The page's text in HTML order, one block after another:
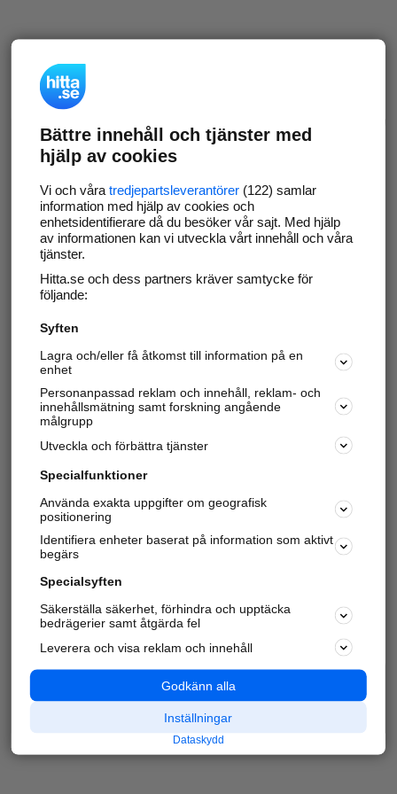
Bättre innehåll och tjänster med
hjälp av cookies
Vi och våra tredjepartsleverantörer(122) samlar
information med hjälp av cookies och
enhetsidentifierare då du besöker vår sajt. Med hjälp
av informationen kan vi utveckla vårt innehåll och våra
tjänster.
Hitta.se och dess partners kräver samtycke för
följande:
Syften
Lagra och/eller få åtkomst till information på en
enhet
Personanpassad reklam och innehåll, reklam- och
innehållsmätning samt forskning angående
målgrupp
Utveckla och förbättra tjänster
Specialfunktioner
Använda exakta uppgifter om geografisk
positionering
Identifiera enheter baserat på information som aktivt
begärs
Specialsyften
Säkerställa säkerhet, förhindra och upptäcka
bedrägerier samt åtgärda fel
Leverera och visa reklam och innehåll
Godkänn alla
Inställningar
Dataskydd